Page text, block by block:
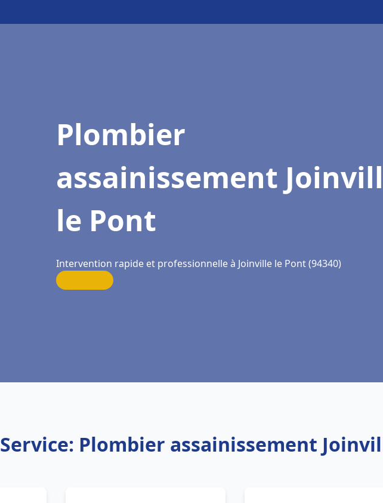
Plombier
assainissement
le Pont
Intervention rapide et professionnelle à Joinville le Pont (94340)
Service: Plombier assainissement